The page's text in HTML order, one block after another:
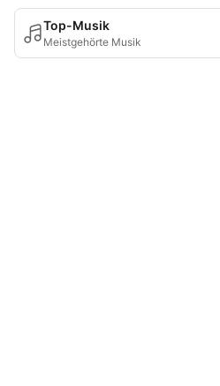
Top-Musik
Meistgehörte Musik